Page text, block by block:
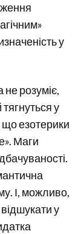
у
не розуміє,
у
що езотерики
Маги
І, можливо,
у